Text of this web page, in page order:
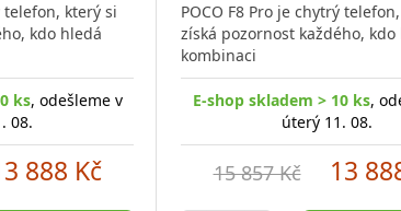
telefon, který si
kdo hledá
ks, odešleme v
08.
888 Kč
POCO F8 Pro je chytrý
získá pozornost každého, kdo
kombinaci
E-shop skladem > 10 ks,
úterý 11. 08.
15 857 Kč 13